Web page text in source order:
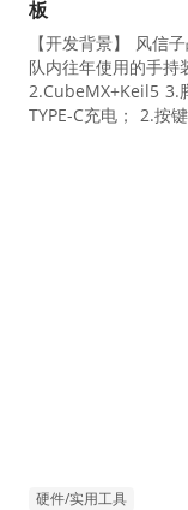
板
【开发背景】 风信
队内往年使用的手持
2.CubeMX+Keil5 3.
TYPE-C充电； 2.按
硬件/实用工具